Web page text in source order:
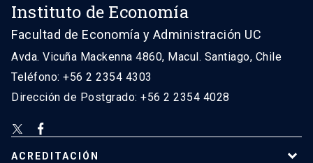
Instituto de Economía
Facultad de Economía y Administración UC
Avda. Vicuña Mackenna 4860, Macul. Santiago, Chile
Teléfono: +56 2 2354 4303
Dirección de Postgrado: +56 2 2354 4028
ACREDITACIÓN